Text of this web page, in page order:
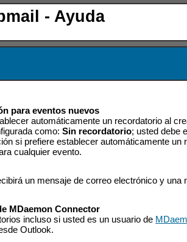
- Ayuda
para eventos nuevos
automáticamente un recordatorio al
como:Sin recordatorio; usted debe
si prefiere establecer automáticamente
cualquier evento.
un mensaje de correo electrónico y una
MDaemon Connector
incluso si usted es un usuario de
Outlook.